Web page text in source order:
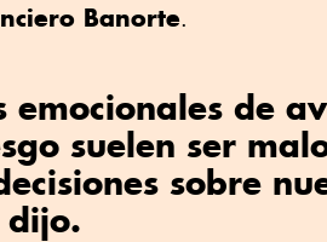
Banorte.
emocionales de
suelen ser
sobre